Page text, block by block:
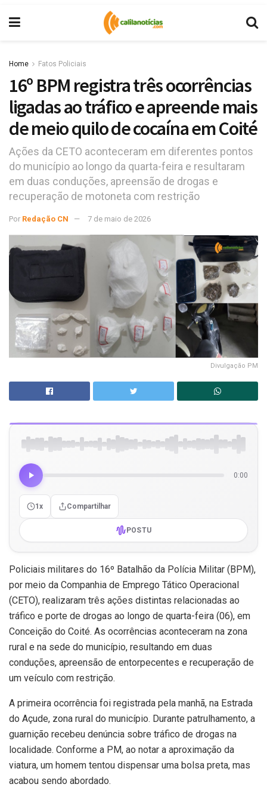
Home Fatos Policiais
16º BPM registra três ocorrências
ligadas ao tráfico e apreende mais
de meio quilo de cocaína em Coité
Ações da CETO aconteceram em diferentes pontos
do município ao longo da quarta-feira e resultaram
em duas conduções, apreensão de drogas e
recuperação de motoneta com restrição
Por Redação CN 7 de maio de 2026
Divulgação PM
0:00
1x Compartilhar
POSTU
Policiais militares do 16º Batalhão da Polícia Militar (BPM),
por meio da Companhia de Emprego Tático Operacional
(CETO), realizaram três ações distintas relacionadas ao
tráfico e porte de drogas ao longo de quarta-feira (06), em
Conceição do Coité. As ocorrências aconteceram na zona
rural e na sede do município, resultando em duas
conduções, apreensão de entorpecentes e recuperação de
um veículo com restrição.
A primeira ocorrência foi registrada pela manhã, na Estrada
do Açude, zona rural do município. Durante patrulhamento, a
guarnição recebeu denúncia sobre tráfico de drogas na
localidade. Conforme a PM, ao notar a aproximação da
viatura, um homem tentou dispensar uma bolsa preta, mas
acabou sendo abordado.